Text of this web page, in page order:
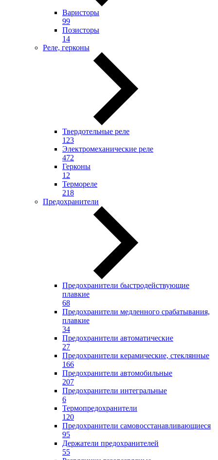
Варисторы
99
Позисторы
14
Реле, герконы
Твердотельные реле
123
Электромеханические реле
472
Герконы
12
Термореле
218
Предохранители
Предохранители быстродействующие
плавкие
68
Предохранители медленного срабатывания,
плавкие
34
Предохранители автоматические
27
Предохранители керамические, стеклянные
166
Предохранители автомобильные
207
Предохранители интегральные
6
Термопредохранители
120
Предохранители самовосстанавливающиеся
95
Держатели предохранителей
55